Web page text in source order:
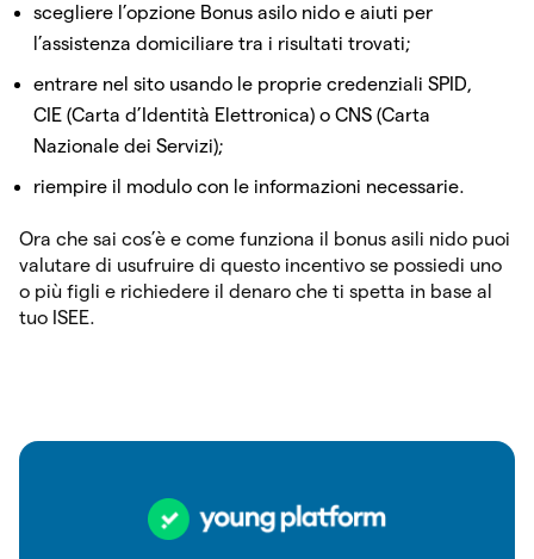
scegliere l’opzione Bonus asilo nido e aiuti per
l’assistenza domiciliare tra i risultati trovati;
entrare nel sito usando le proprie credenziali SPID,
CIE (Carta d’Identità Elettronica) o CNS (Carta
Nazionale dei Servizi);
riempire il modulo con le informazioni necessarie.
Ora che sai cos’è e come funziona il bonus asili nido puoi
valutare di usufruire di questo incentivo se possiedi uno
o più figli e richiedere il denaro che ti spetta in base al
tuo ISEE.